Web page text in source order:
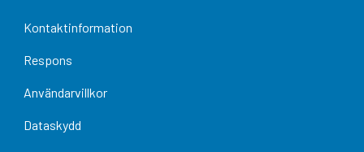
Kontaktinformation
Respons
Användarvillkor
Dataskydd